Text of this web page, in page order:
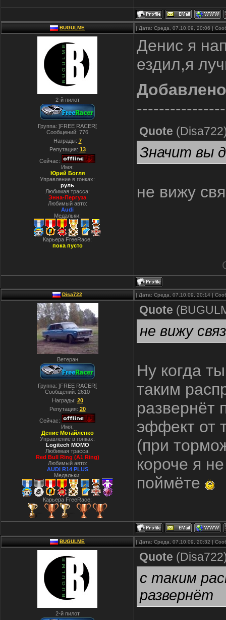
BUGULME | Дата: Среда, 07.10.09, 20:06 |
2-й пилот
Группа: ]FREE RACER[
Сообщений: 776
Награды: 7
Репутация: 13
Сейчас:
Имя:
Юрий Богля
Управление в гонках:
руль
Любимая трасса:
Энна-Пергуза
Любимый авто:
Audi
Медальки:
Карьера FreeRace:
пока пусто
Денис я
ездил,я
Добавлено
Quote (Disa722
Значит вы
не вижу
Disa722 | Дата: Среда, 07.10.09, 20:14 |
Ветеран
Группа: ]FREE RACER[
Сообщений: 2610
Награды: 20
Репутация: 20
Сейчас:
Имя:
Денис Мотайленко
Управление в гонках:
Logitech MOMO
Любимая трасса:
Red Bull Ring (A1 Ring)
Любимый авто:
AUDI R14 PLUS
Медальки:
Карьера FreeRace:
Quote (
не вижу
Ну когда
таким
развернёт
эффект от
(при
короче я
поймёте
BUGULME | Дата: Среда, 07.10.09, 20:32 |
2-й пилот
Quote (Disa722
с таким
развернёт